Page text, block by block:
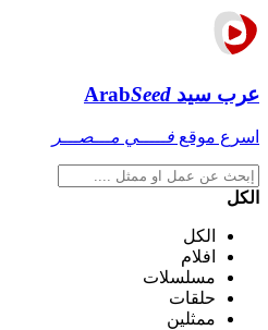
عرب سيد ArabSeed
اسرع موقع فـــــي مـــصـــر
الكل
الكل
افلام
مسلسلات
حلقات
ممثلين